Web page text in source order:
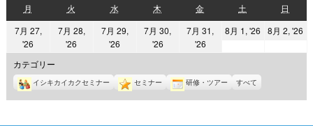
月
曜
日
火
曜
日
水水
曜
日
木
曜
日
金金
曜
日
土
曜
日
日
曜
日
7月 27,
'26
年
7
月
27
7月 28,
'26
7
月
28
7月 29,
'26
7
月
29
7月 30,
'262026
7
月
30
7月 31,
'262026
7
月
31
8月 1, '26
2026
月
日
8月 2, '26
日
カテゴリー
イシキカイカクセミナー セミナー 研修・ツアー すべて